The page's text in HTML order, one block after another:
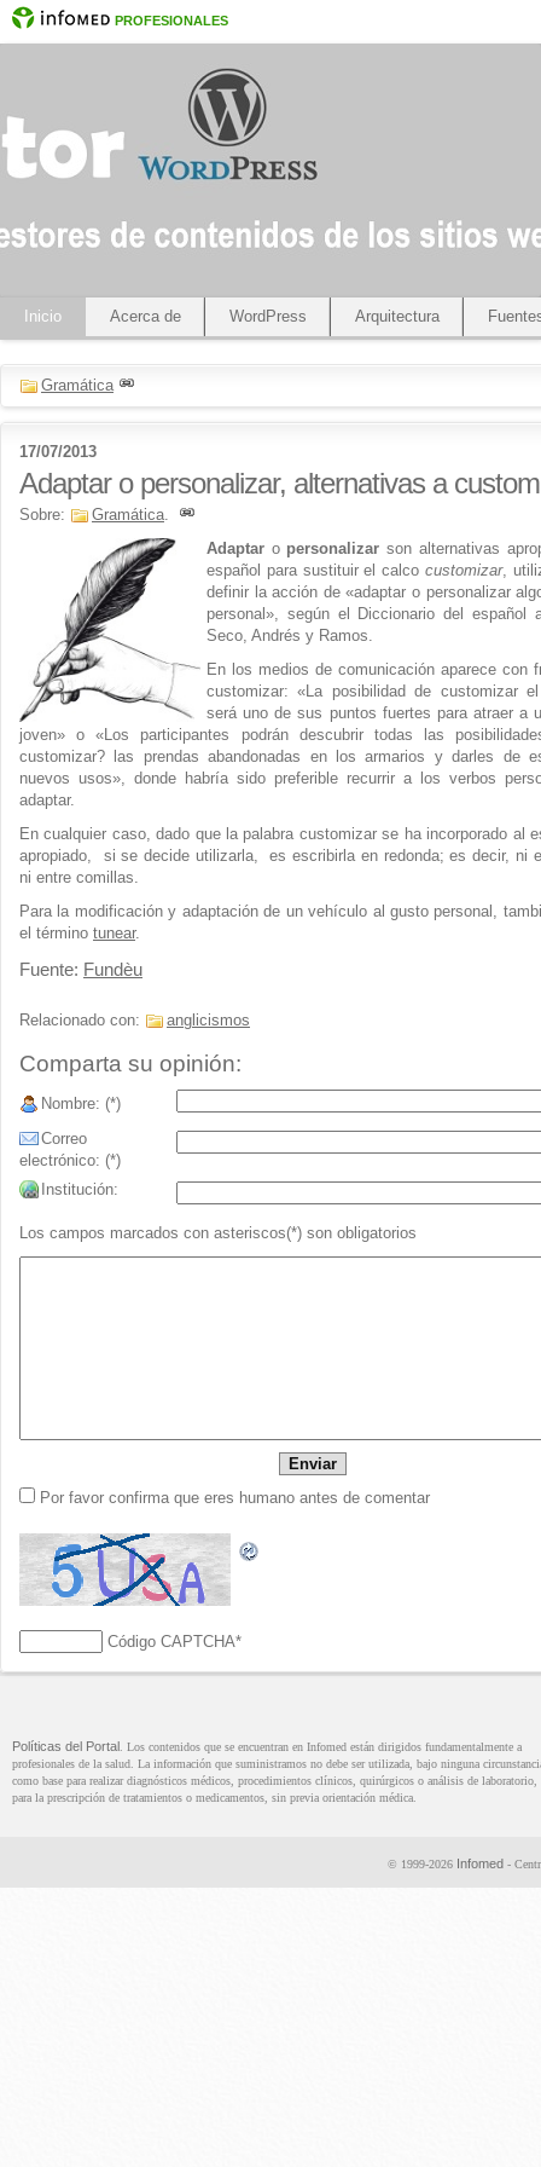
PROFESIONALES
Inicio Acerca de WordPress Arquitectura
Gramática
17/07/2013
Adaptar o personalizar, alternativas a
Sobre: Gramática.
Adaptar o personalizar son alternativas
español para sustituir el calco customizar,
definir la acción de «adaptar o personalizar
personal», según el Diccionario del español
Seco, Andrés y Ramos.
En los medios de comunicación aparece con
customizar: «La posibilidad de customizar
será uno de sus puntos fuertes para atraer a
joven» o «Los participantes podrán descubrir todas las
customizar? las prendas abandonadas en los armarios y darles de
nuevos usos», donde habría sido preferible recurrir a los verbos
adaptar.
En cualquier caso, dado que la palabra customizar se ha incorporado al
apropiado, si se decide utilizarla, es escribirla en redonda; es decir, ni
ni entre comillas.
Para la modificación y adaptación de un vehículo al gusto personal,
el término tunear.
Fuente: Fundèu
Relacionado con: anglicismos
Comparta su opinión:
Nombre: (*)
Correo
electrónico: (*)
Institución:
Los campos marcados con asteriscos(*) son obligatorios
Por favor confirma que eres humano antes de comentar
Código CAPTCHA*
Políticas del Portal . Los contenidos que se encuentran en Infomed están dirigidos fundamentalmente a
profesionales de la salud. La información que suministramos no debe ser utilizada, bajo ninguna
como base para realizar diagnósticos médicos, procedimientos clínicos, quirúrgicos o análisis de laboratorio,
para la prescripción de tratamientos o medicamentos, sin previa orientación médica.
© 1999-2026 Infomed -